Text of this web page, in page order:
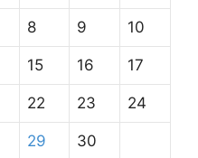
8 9 10
15 16 17
22 23 24
29 30